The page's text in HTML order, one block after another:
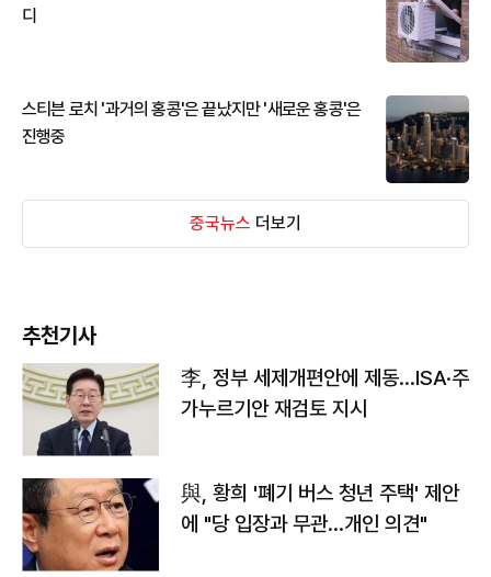
디
스티븐 로치 '과거의 홍콩'은 끝났지만 '새로운 홍콩'은
진행중
중국뉴스 더보기
추천기사
李, 정부 세제개편안에 제동…ISA·주
가누르기안 재검토 지시
與, 황희 '폐기 버스 청년 주택' 제안
에 "당 입장과 무관…개인 의견"